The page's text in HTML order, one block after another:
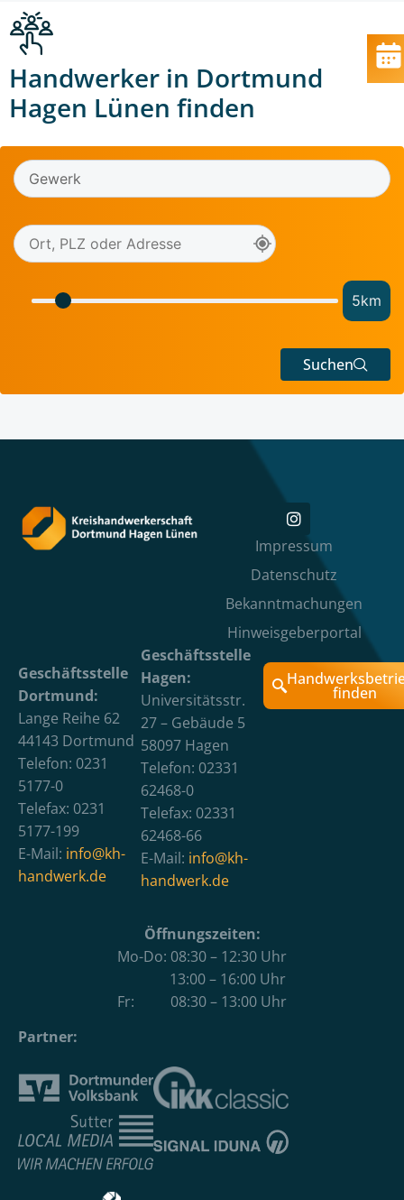
Handwerker in Dortmund
Hagen Lünen finden
5km
Suchen
Impressum
Datenschutz
Bekanntmachungen
Hinweisgeberportal
Geschäftsstelle
Dortmund:
Lange Reihe 62
44143 Dortmund
Telefon: 0231
5177-0
Telefax: 0231
5177-199
E-Mail: info@kh-
handwerk.de
Geschäftsstelle
Hagen:
Universitätsstr.
27 – Gebäude 5
58097 Hagen
Telefon: 02331
62468-0
Telefax: 02331
62468-66
E-Mail: info@kh-
handwerk.de
finden
Öffnungszeiten:
Mo-Do: 08:30 – 12:30 Uhr
13:00 – 16:00 Uhr
Fr: 08:30 – 13:00 Uhr
Partner: